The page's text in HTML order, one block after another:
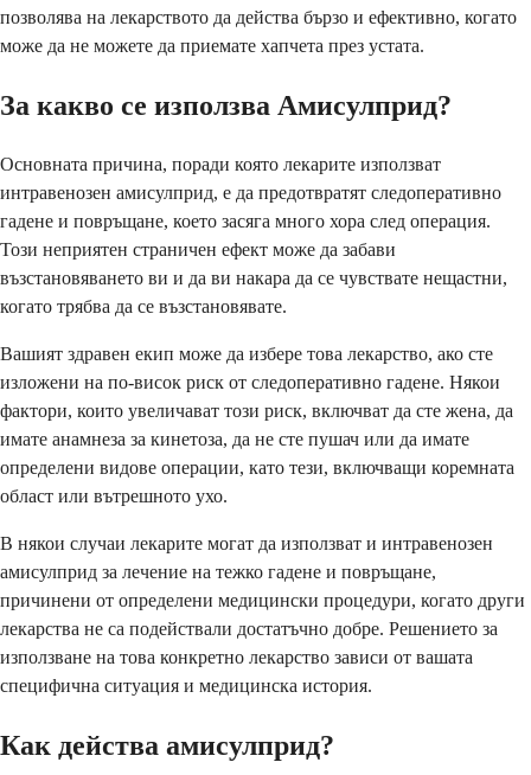
позволява на лекарството да действа бързо и ефективно, когато
може да не можете да приемате хапчета през устата.
За какво се използва Амисулприд?
Основната причина, поради която лекарите използват
интравенозен амисулприд, е да предотвратят следоперативно
гадене и повръщане, което засяга много хора след операция.
Този неприятен страничен ефект може да забави
възстановяването ви и да ви накара да се чувствате нещастни,
когато трябва да се възстановявате.
Вашият здравен екип може да избере това лекарство, ако сте
изложени на по-висок риск от следоперативно гадене. Някои
фактори, които увеличават този риск, включват да сте жена, да
имате анамнеза за кинетоза, да не сте пушач или да имате
определени видове операции, като тези, включващи коремната
област или вътрешното ухо.
В някои случаи лекарите могат да използват и интравенозен
амисулприд за лечение на тежко гадене и повръщане,
причинени от определени медицински процедури, когато други
лекарства не са подействали достатъчно добре. Решението за
използване на това конкретно лекарство зависи от вашата
специфична ситуация и медицинска история.
Как действа амисулприд?